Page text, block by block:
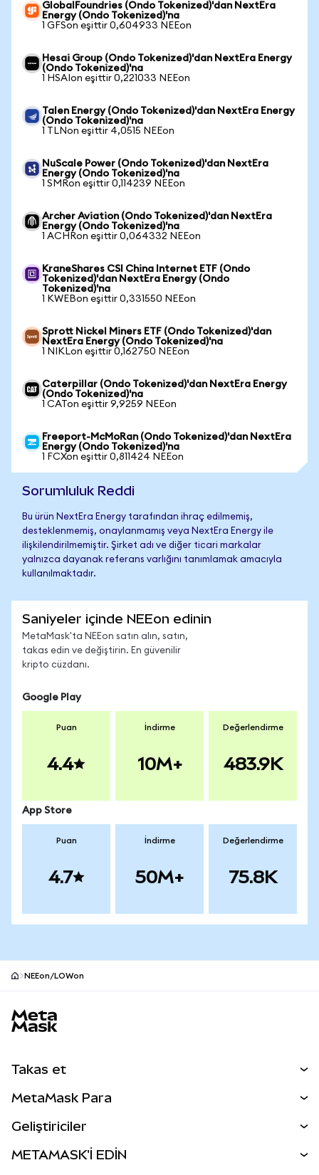
GlobalFoundries (Ondo Tokenized)'dan NextEra
Energy (Ondo Tokenized)'na
1 GFSon eşittir 0,604933 NEEon
Hesai Group (Ondo Tokenized)'dan NextEra Energy
(Ondo Tokenized)'na
1 HSAIon eşittir 0,221033 NEEon
Talen Energy (Ondo Tokenized)'dan NextEra Energy
(Ondo Tokenized)'na
1 TLNon eşittir 4,0515 NEEon
NuScale Power (Ondo Tokenized)'dan NextEra
Energy (Ondo Tokenized)'na
1 SMRon eşittir 0,114239 NEEon
Archer Aviation (Ondo Tokenized)'dan NextEra
Energy (Ondo Tokenized)'na
1 ACHRon eşittir 0,064332 NEEon
KraneShares CSI China Internet ETF (Ondo
Tokenized)'dan NextEra Energy (Ondo
Tokenized)'na
1 KWEBon eşittir 0,331550 NEEon
Sprott Nickel Miners ETF (Ondo Tokenized)'dan
NextEra Energy (Ondo Tokenized)'na
1 NIKLon eşittir 0,162750 NEEon
Caterpillar (Ondo Tokenized)'dan NextEra Energy
(Ondo Tokenized)'na
1 CATon eşittir 9,9259 NEEon
Freeport-McMoRan (Ondo Tokenized)'dan NextEra
Energy (Ondo Tokenized)'na
1 FCXon eşittir 0,811424 NEEon
Sorumluluk Reddi
Bu ürün NextEra Energy tarafından ihraç edilmemiş,
desteklenmemiş, onaylanmamış veya NextEra Energy ile
ilişkilendirilmemiştir. Şirket adı ve diğer ticari markalar
yalnızca dayanak referans varlığını tanımlamak amacıyla
kullanılmaktadır.
Saniyeler içinde NEEon edinin
MetaMask'ta NEEon satın alın, satın,
takas edin ve değiştirin. En güvenilir
kripto cüzdanı.
Google Play
Puan
4.4
İndirme
10M+
Değerlendirme
483.9K
App Store
Puan
4.7
İndirme
50M+
Değerlendirme
75.8K
NEEon/LOWon
Takas et
Perps
RWA'lar
MetaMask Para
Geliştiriciler
METAMASK'İ EDİN